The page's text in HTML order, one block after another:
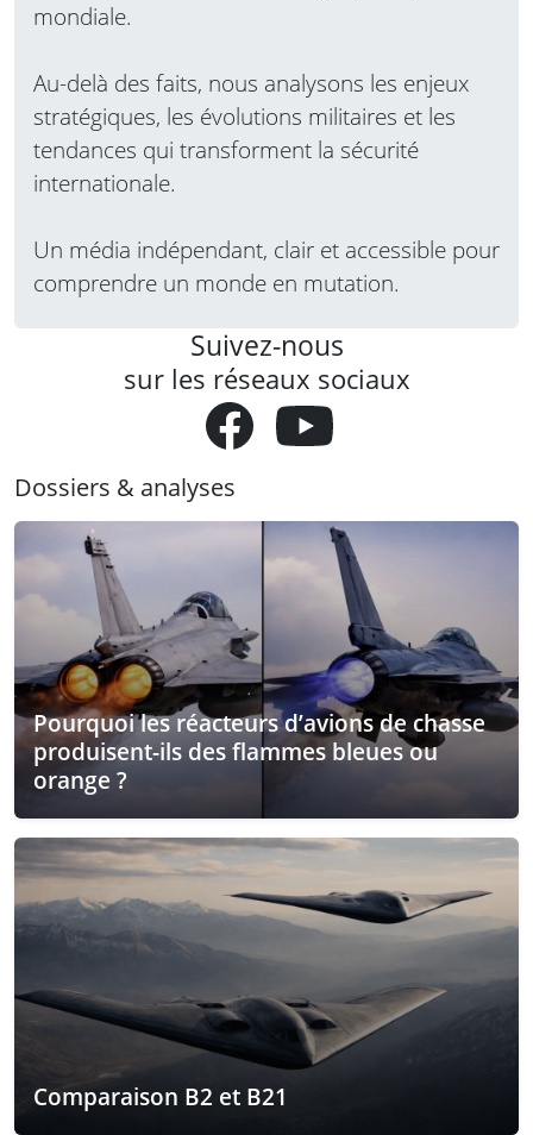
mondiale.
Au-delà des faits, nous analysons les enjeux
stratégiques, les évolutions militaires et les
tendances qui transforment la sécurité
internationale.
Un média indépendant, clair et accessible pour
comprendre un monde en mutation.
Suivez-nous
sur les réseaux sociaux
Dossiers & analyses
Pourquoi les réacteurs d’avions de chasse
produisent-ils des flammes bleues ou
orange ?
Comparaison B2 et B21